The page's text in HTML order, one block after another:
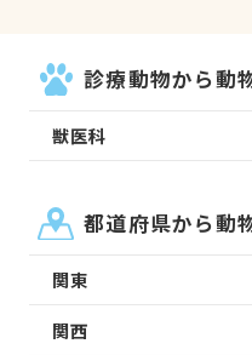
診療動物から動
獣医科
都道府県から動
関東
関西